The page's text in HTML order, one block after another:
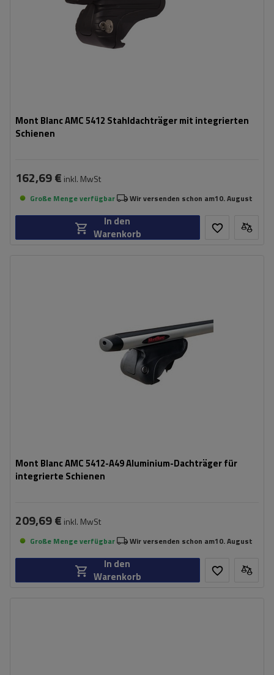
Mont Blanc AMC 5412 Stahldachträger mit integrierten
Schienen
162,69 € inkl. MwSt
Große Menge verfügbar Wir versenden schon am10. August
In den
Warenkorb
Mont Blanc AMC 5412-A49 Aluminium-Dachträger für
integrierte Schienen
209,69 € inkl. MwSt
Große Menge verfügbar Wir versenden schon am10. August
In den
Warenkorb